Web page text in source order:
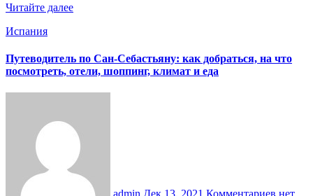
Читайте далее
Испания
Путеводитель по Сан-Себастьяну: как добраться, на что
посмотреть, отели, шоппинг, климат и еда
admin Дек 13, 2021 Комментариев нет